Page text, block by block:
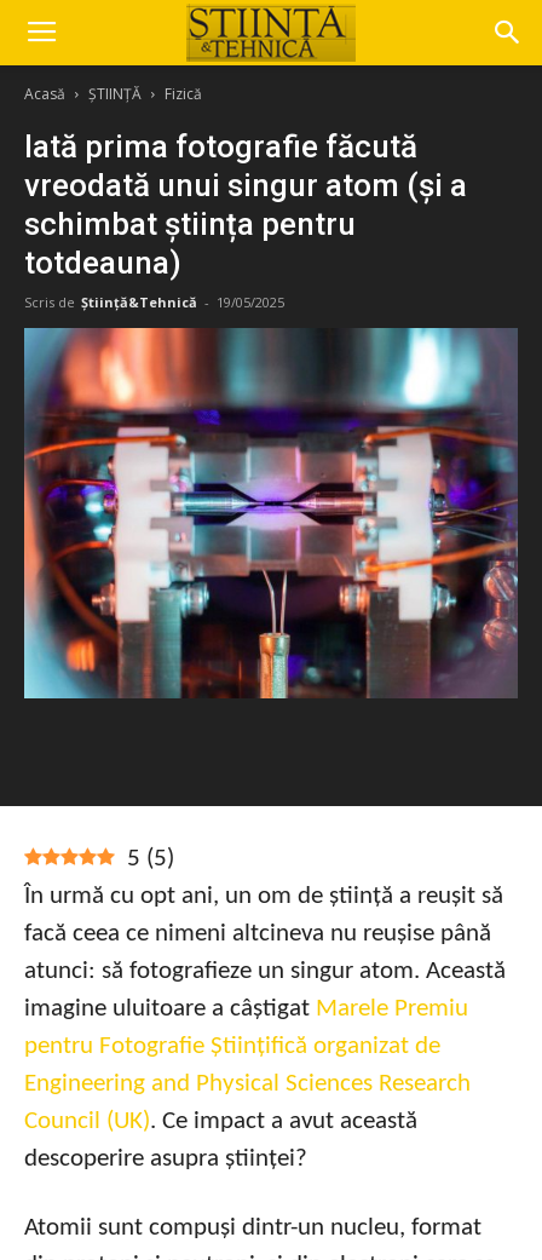
Acasă ȘTIINȚĂ Fizică
Iată prima fotografie făcută
vreodată unui singur atom (și a
schimbat știința pentru
totdeauna)
Scris de Știință&Tehnică - 19/05/2025
5 (5)
În urmă cu opt ani, un om de știință a reușit să
facă ceea ce nimeni altcineva nu reușise până
atunci: să fotografieze un singur atom. Această
imagine uluitoare a câștigat Marele Premiu
pentru Fotografie Științifică organizat de
Engineering and Physical Sciences Research
Council (UK). Ce impact a avut această
descoperire asupra științei?
Atomii sunt compuși dintr-un nucleu, format